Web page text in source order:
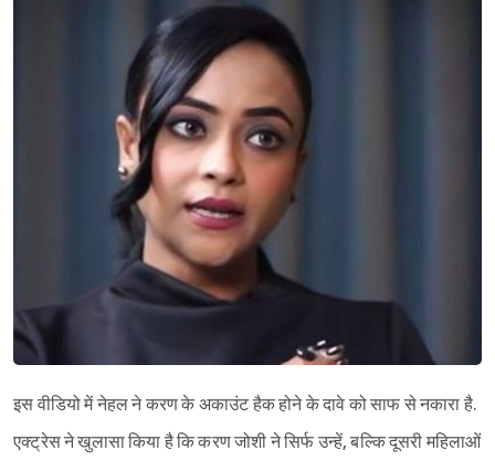
इस वीडियो में नेहल ने करण के अकाउंट हैक होने के दावे को साफ से नकारा है.
एक्ट्रेस ने खुलासा किया है कि करण जोशी ने सिर्फ उन्हें, बल्कि दूसरी महिलाओं